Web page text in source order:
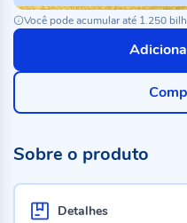
Você pode acumular até 1.250
Sobre o produto
Detalhes